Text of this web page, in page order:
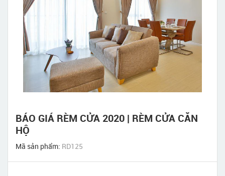
BÁO GIÁ RÈM CỬA 2020 | RÈM CỬA CĂN
HỘ
Mã sản phẩm: RD125